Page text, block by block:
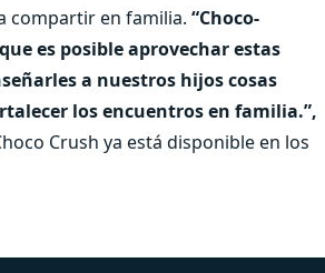
compartir en familia. “Choco-
es posible aprovechar estas
a nuestros hijos cosas
los encuentros en familia.”,
Crush ya está disponible en los